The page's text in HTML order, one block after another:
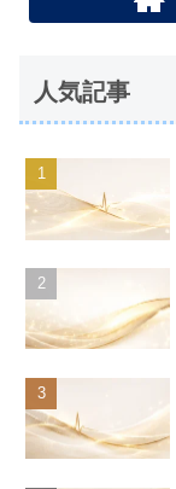
人気記事